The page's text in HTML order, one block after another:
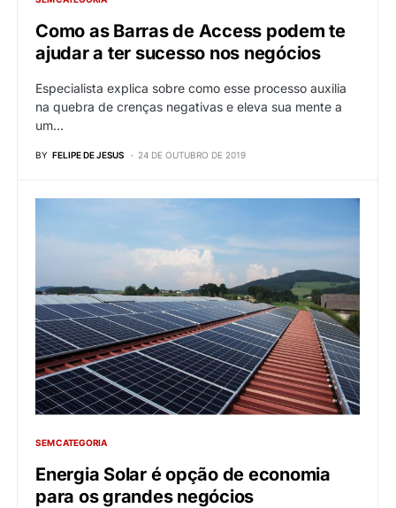
Como as Barras de Access podem te
ajudar a ter sucesso nos negócios
Especialista explica sobre como esse processo auxilia
na quebra de crenças negativas e eleva sua mente a
um…
BY FELIPE DE JESUS 24 DE OUTUBRO DE 2019
SEM CATEGORIA
Energia Solar é opção de economia
para os grandes negócios